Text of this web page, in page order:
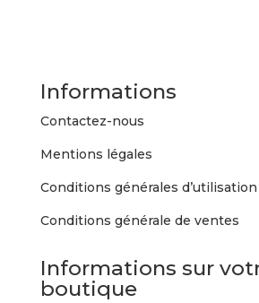
Informations
Contactez-nous
Mentions légales
Conditions générales d’utilisation
Conditions générale de ventes
Informations sur
boutique